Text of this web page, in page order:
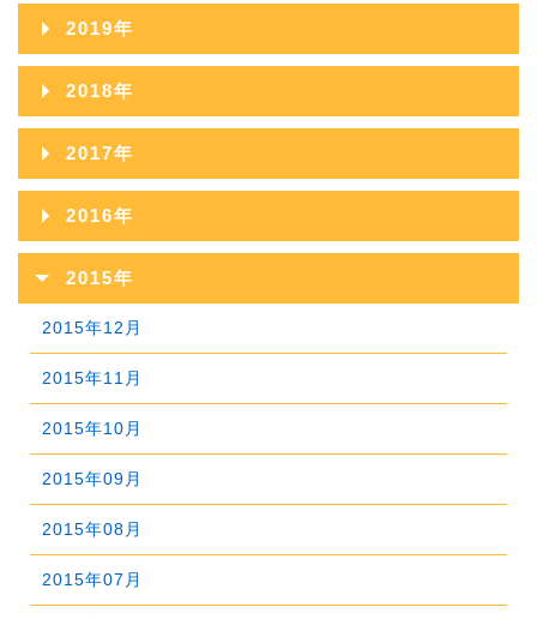
2025年06月
2025年05月
2025年03月
2025年02月
2025年01月
2024年07月
2024年06月
2024年05月
2024年03月
2024年02月
2024年01月
2023年08月
2023年07月
2023年06月
2023年05月
2023年03月
2023年02月
2023年01月
2022年09月
2022年08月
2022年07月
2022年06月
2022年05月
2021年10月
2021年09月
2021年08月
2021年07月
2021年06月
2021年05月
2021年04月
2021年03月
2021年02月
2021年01月
2020年12月
2020年11月
2020年10月
2020年09月
2020年08月
2020年07月
2020年06月
2020年05月
2020年04月
2020年03月
2020年02月
2020年01月
2019年
2019年12月
2019年11月
2019年10月
2019年09月
2019年08月
2019年07月
2019年06月
2019年05月
2019年04月
2019年03月
2019年02月
2018年
2018年12月
2018年11月
2018年10月
2018年09月
2018年08月
2018年07月
2018年06月
2018年05月
2018年04月
2018年03月
2017年
2017年12月
2017年11月
2017年10月
2017年09月
2017年08月
2017年07月
2017年06月
2017年05月
2017年04月
2016年
2016年12月
2015年
2015年12月
2015年11月
2015年10月
2015年09月
2015年08月
2015年07月